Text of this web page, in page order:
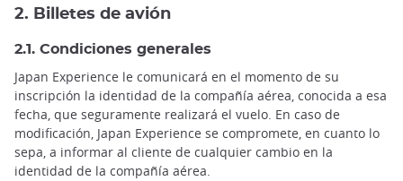
2. Billetes de avión
2.1. Condiciones generales
Japan Experience le comunicará en el momento de su
inscripción la identidad de la compañía aérea, conocida a esa
fecha, que seguramente realizará el vuelo. En caso de
modificación, Japan Experience se compromete, en cuanto lo
sepa, a informar al cliente de cualquier cambio en la
identidad de la compañía aérea.